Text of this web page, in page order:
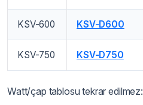
KSV-600 KSV-D600
KSV-750 KSV-D750
Watt/çap tablosu tekrar edilmez: